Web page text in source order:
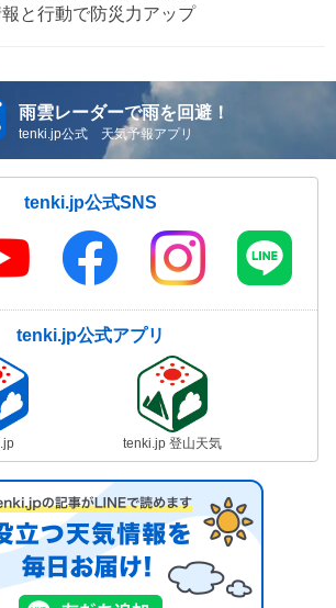
と行動で防災力アップ
雨雲レーダーで雨を回避！
tenki.jp公式 天気予報アプリ
tenki.jp公式SNS
tenki.jp公式アプリ
tenki.jp 登山天気